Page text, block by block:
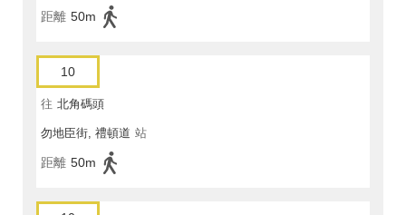
距離 50m
10
往 北角碼頭
勿地臣街, 禮頓道 站
距離 50m